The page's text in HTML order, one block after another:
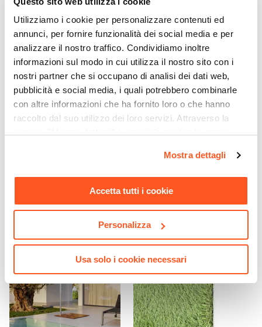
Utilizziamo i cookie per personalizzare contenuti ed
annunci, per fornire funzionalità dei social media e per
analizzare il nostro traffico. Condividiamo inoltre
informazioni sul modo in cui utilizza il nostro sito con i
nostri partner che si occupano di analisi dei dati web,
pubblicità e social media, i quali potrebbero combinarle
con altre informazioni che ha fornito loro o che hanno
raccolto dal suo utilizzo dei loro servizi. Attraverso la
momento. Per maggiori informazioni si invita a leggere la
Mostra dettagli
Accetta tutti i cookie
Personalizza
Usa solo i cookie necessari
Grafite
Materiale Struttura
Alluminio
Caratteristiche
Poggiatesta
Verniciatura
Verniciatura a polvere
CODICE:EM-45B CODICE:FA-14B
Lampada da tavolo portatile
a LED 14x34h cm in
€ 39,00